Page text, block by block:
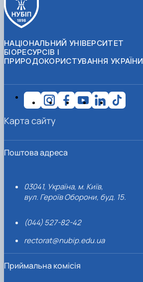
НАЦІОНАЛЬНИЙ УНІВЕРСИТЕТ
БІОРЕСУРСІВ І
ПРИРОДОКОРИСТУВАННЯ УКРАЇНИ
Поштова адреса
03041, Україна, м. Київ,
вул. Героїв Оборони, буд. 15.
(044) 527-82-42
rectorat@nubip.edu.ua
Приймальна комісія
Карта сайту